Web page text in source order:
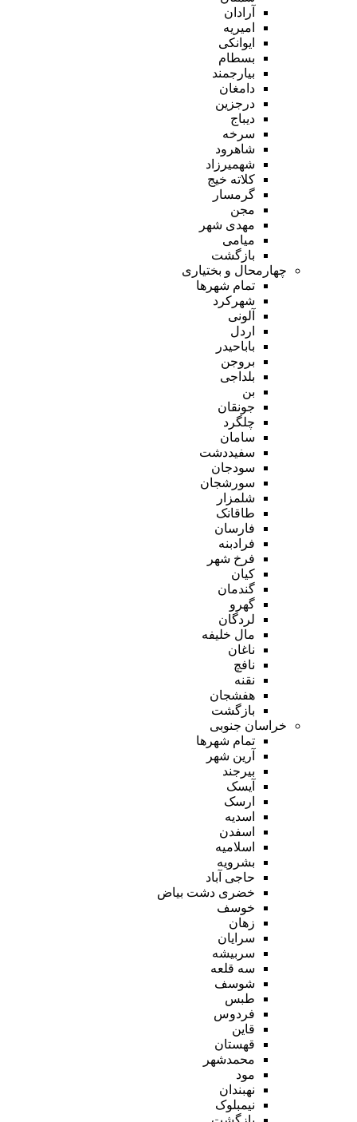
آرادان
امیریه
ایوانکی
بسطام
بیارجمند
دامغان
درجزین
دیباج
سرخه
شاهرود
شهمیرزاد
کلاته خیج
گرمسار
مجن
مهدی شهر
میامی
بازگشت
چهارمحال و بختیاری
تمام شهر‌ها
شهرکرد
آلونی
اردل
باباحیدر
بروجن
بلداجی
بن
جونقان
چلگرد
سامان
سفیددشت
سودجان
سورشجان
شلمزار
طاقانک
فارسان
فرادبنه
فرخ شهر
کیان
گندمان
گهرو
لردگان
مال خلیفه
ناغان
نافچ
نقنه
هفشجان
بازگشت
خراسان جنوبی
تمام شهر‌ها
آرین شهر
بیرجند
آیسک
ارسک
اسدیه
اسفدن
اسلامیه
بشرویه
حاجی آباد
خضری دشت بیاض
خوسف
زهان
سرایان
سربیشه
سه قلعه
شوسف
طبس
فردوس
قاین
قهستان
محمدشهر
مود
نهبندان
نیمبلوک